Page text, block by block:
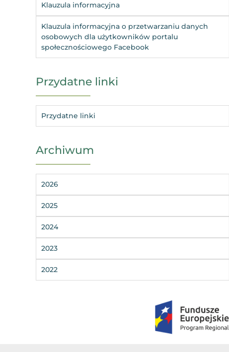
Klauzula informacyjna
Klauzula informacyjna o przetwarzaniu danych
osobowych dla użytkowników portalu
społecznościowego Facebook
Przydatne linki
Przydatne linki
Archiwum
2026
2025
2024
2023
2022